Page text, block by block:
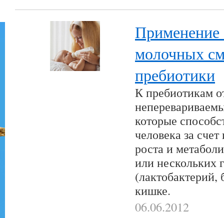
Применение
молочных
пребиотики
К пребиотикам
которые
человека за
роста и
или нескольких
(лактобактерий,
кишке.
06.06.2012